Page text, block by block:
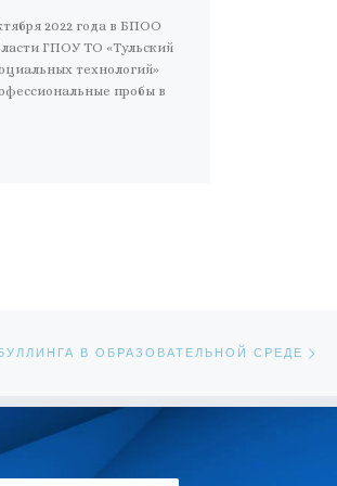
2022 года в БПОО
ГПОУ ТО «Тульский
технологий»
пробы в
В ОБРАЗОВАТЕЛЬНОЙ СРЕДЕ